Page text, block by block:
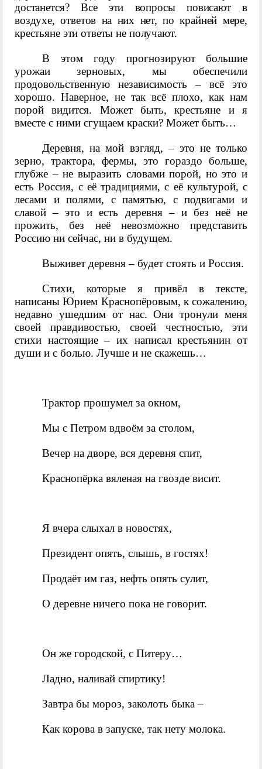
достанется? Все эти вопросы повисают в
воздухе, ответов на них нет, по крайней мере,
крестьяне эти ответы не получают.
В этом году прогнозируют большие
урожаи зерновых, мы обеспечили
продовольственную независимость – всё это
хорошо. Наверное, не так всё плохо, как нам
порой видится. Может быть, крестьяне и я
вместе с ними сгущаем краски? Может быть…
Деревня, на мой взгляд, – это не только
зерно, трактора, фермы, это гораздо больше,
глубже – не выразить словами порой, но это и
есть Россия, с её традициями, с её культурой, с
лесами и полями, с памятью, с подвигами и
славой – это и есть деревня – и без неё не
прожить, без неё невозможно представить
Россию ни сейчас, ни в будущем.
Выживет деревня – будет стоять и Россия.
Стихи, которые я привёл в тексте,
написаны Юрием Краснопёровым, к сожалению,
недавно ушедшим от нас. Они тронули меня
своей правдивостью, своей честностью, эти
стихи настоящие – их написал крестьянин от
души и с болью. Лучше и не скажешь…
Трактор прошумел за окном,
Мы с Петром вдвоём за столом,
Вечер на дворе, вся деревня спит,
Краснопёрка вяленая на гвозде висит.
Я вчера слыхал в новостях,
Президент опять, слышь, в гостях!
Продаёт им газ, нефть опять сулит,
О деревне ничего пока не говорит.
Он же городской, с Питеру…
Ладно, наливай спиртику!
Завтра бы мороз, заколоть быка –
Как корова в запуске, так нету молока.